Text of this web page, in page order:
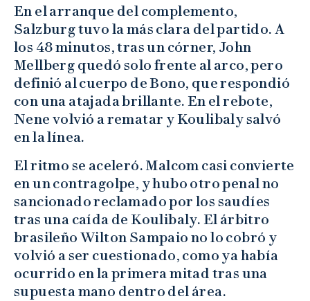
En el arranque del complemento,
Salzburg tuvo la más clara del partido. A
los 48 minutos, tras un córner, John
Mellberg quedó solo frente al arco, pero
definió al cuerpo de Bono, que respondió
con una atajada brillante. En el rebote,
Nene volvió a rematar y Koulibaly salvó
en la línea.
El ritmo se aceleró. Malcom casi convierte
en un contragolpe, y hubo otro penal no
sancionado reclamado por los saudíes
tras una caída de Koulibaly. El árbitro
brasileño Wilton Sampaio no lo cobró y
volvió a ser cuestionado, como ya había
ocurrido en la primera mitad tras una
supuesta mano dentro del área.